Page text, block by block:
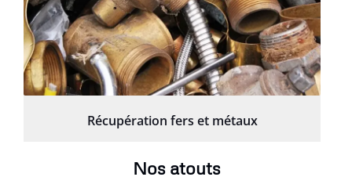
Récupération fers et métaux
Nos atouts